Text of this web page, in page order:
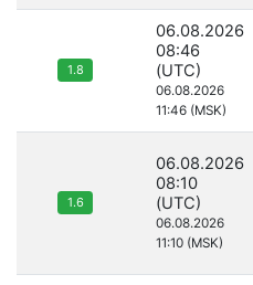
1.8
06.08.2026
08:46
(UTC)
06.08.2026
11:46 (MSK)
1.6
06.08.2026
08:10
(UTC)
06.08.2026
11:10 (MSK)